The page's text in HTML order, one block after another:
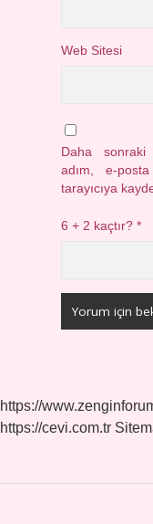
Web Sitesi
Daha sonraki
adım, e-
tarayıcıya
6 + 2 kaçtır?*
https://
https://cevi.com.tr